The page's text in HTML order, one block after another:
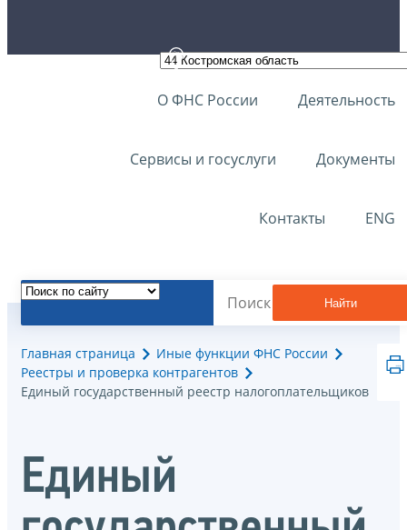
О ФНС России Деятельность
Сервисы и госуслуги Документы
Контакты ENG
Найти
Главная страница
Иные функции ФНС России
Реестры и проверка контрагентов
Единый государственный реестр налогоплательщиков
Единый